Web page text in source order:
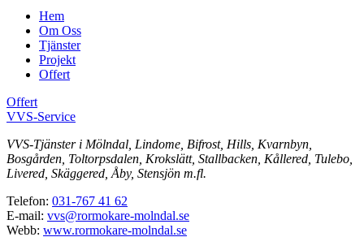
Hem
Om Oss
Tjänster
Projekt
Offert
Offert
VVS-Service
VVS-Tjänster i Mölndal, Lindome, Bifrost, Hills, Kvarnbyn,
Bosgården, Toltorpsdalen, Krokslätt, Stallbacken, Kållered, Tulebo,
Livered, Skäggered, Åby, Stensjön m.fl.
Telefon: 031-767 41 62
E-mail: vvs@rormokare-molndal.se
Webb: www.rormokare-molndal.se